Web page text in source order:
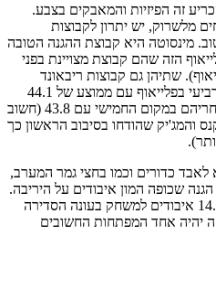
זה הפיזיות והמאבקים בצבע.
מלשרוק, יש יתרון לקבוצות
מינסוטה היא קבוצת ההגנה הטובה
הזה שהם קבוצת מצויינת בפני
בפלייאוף). שתיהן גם קבוצות ריבאונד
מצויינות כאשר מינסוטה במקום הרביעי בפלייאוף עם ממוצע של 44.1
ריבואנדים למשחק והמאבס מיד אחריהם במקום החמישי עם 43.8 (חשוב
והמג'יק שהודחו בסיבוב הראשון כך
לאבד כדורים וכמו בחצי גמר המערב,
שכופה המון איבודים על היריבה.
הוולבס כופים על היריבות שלהם 14.2 איבודים למשחק בעונה הסדירה
הזה יהיה אחד המפתחות החשובים